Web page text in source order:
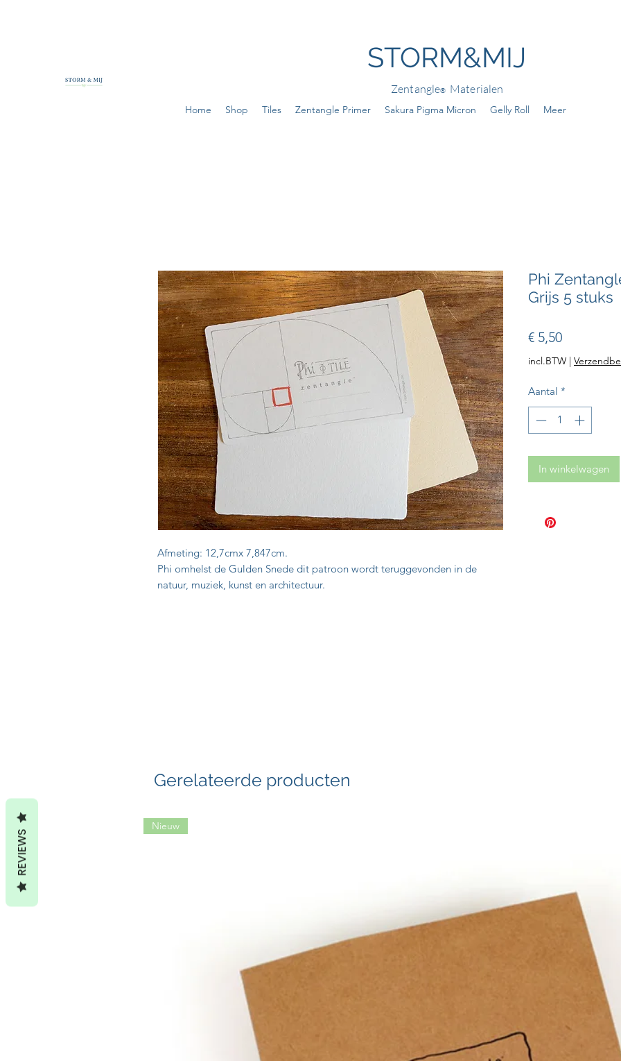
STORM&MIJ
Zentangle® Materialen
Home Shop Tiles Zentangle Primer Sakura Pigma Micron Gelly Roll Meer
Gerelateerde producten
Nieuw
Afmeting: 12,7cmx 7,847cm.
Phi omhelst de Gulden Snede dit patroon wordt teruggevonden in de
natuur, muziek, kunst en architectuur.
Phi
Grijs 5 stuks
€ 5,50Prijs
incl.BTW |
Aantal *
In winkelwagen
REVIEWS